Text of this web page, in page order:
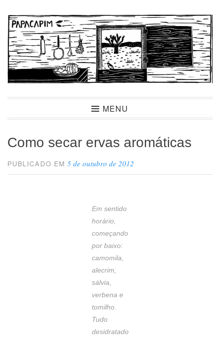
para
conteúdo
PapacapimMENU
Como secar ervas aromáticas
PUBLICADO EM5 de outubro de 2012
Em sentido
horário,
começando
por baixo:
camomila,
alecrim,
sálvia,
verbena e
tomilho.
Tudo
desidratado